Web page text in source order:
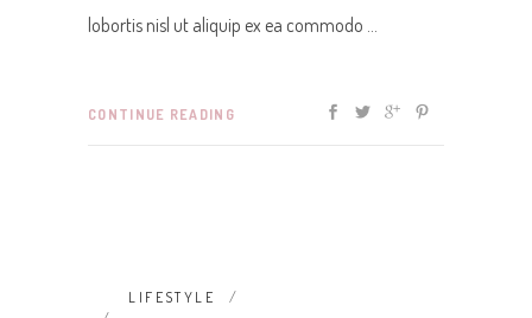
lobortis nisl ut aliquip ex ea commodo
CONTINUE READING
LIFESTYLE